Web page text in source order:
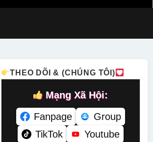
THEO DÕI & (CHÚNG TÔI)
Mạng Xã Hội:
Fanpage
Group
TikTok
Youtube